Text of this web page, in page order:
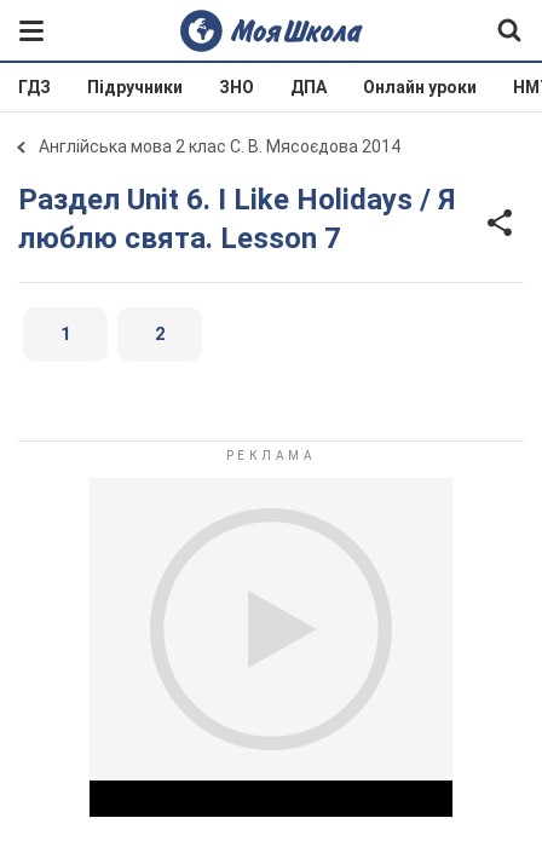
ГДЗ Підручники ЗНО ДПА Онлайн уроки
Англійська мова 2 клас С. В. Мясоєдова 2014
Раздел Unit 6. I Like Holidays / Я
люблю свята. Lesson 7
1 2